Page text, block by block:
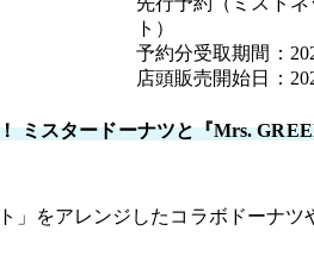
ト）
予約分受取期間：
店頭販売開始日：
ミスタードーナツと『Mrs.
」をアレンジしたコラボドーナ